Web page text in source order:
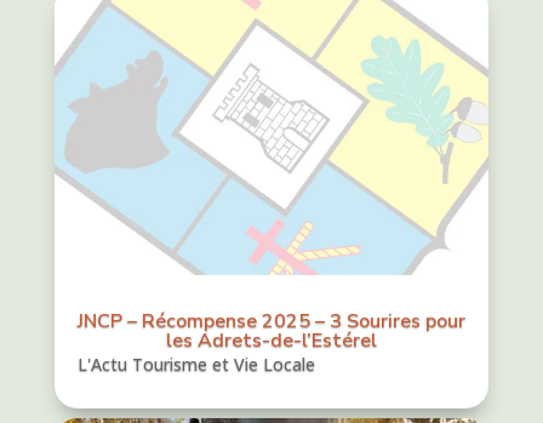
JNCP – Récompense 2025 – 3 Sourires pour
les Adrets-de-l’Estérel
L'Actu Tourisme et Vie Locale